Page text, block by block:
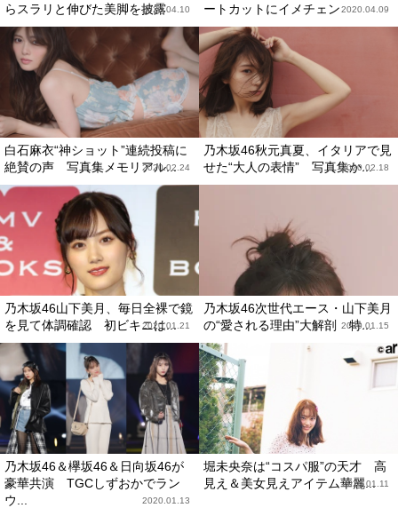
らスラリと伸びた美脚を披露2020.04.10
ートカットにイメチェン2020.04.09
白石麻衣“神ショット”連続投稿に
絶賛の声 写真集メモリアル...
2020.02.24
乃木坂46秋元真夏、イタリアで見
せた“大人の表情” 写真集か...
2020.02.18
乃木坂46山下美月、毎日全裸で鏡
を見て体調確認 初ビキニは...
2020.01.21
乃木坂46次世代エース・山下美月
の“愛される理由”大解剖 特...
2020.01.15
乃木坂46＆欅坂46＆日向坂46が
豪華共演 TGCしずおかでラン
ウ...
2020.01.13
堀未央奈は“コスパ服”の天才 高
見え＆美女見えアイテム華麗...
2020.01.11